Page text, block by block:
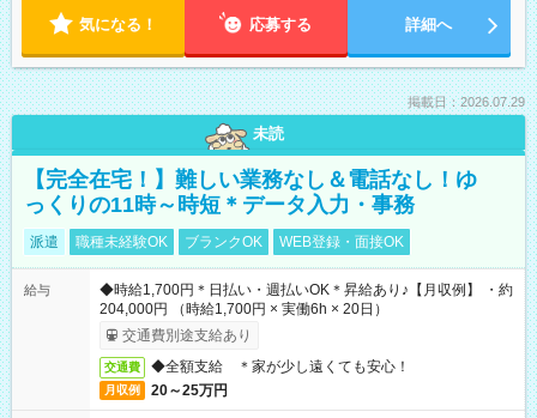
気になる！ 応募する 詳細へ
掲載日：2026.07.29
未読
【完全在宅！】難しい業務なし＆電話なし！ゆ
っくりの11時～時短＊データ入力・事務
派遣 職種未経験OK ブランクOK WEB登録・面接OK
給与
◆時給1,700円＊日払い・週払いOK＊昇給あり♪【月収例】 ・約
204,000円 （時給1,700円 × 実働6h × 20日）
交通費別途支給あり
交通費 ◆全額支給 ＊家が少し遠くても安心！
月収例 20～25万円